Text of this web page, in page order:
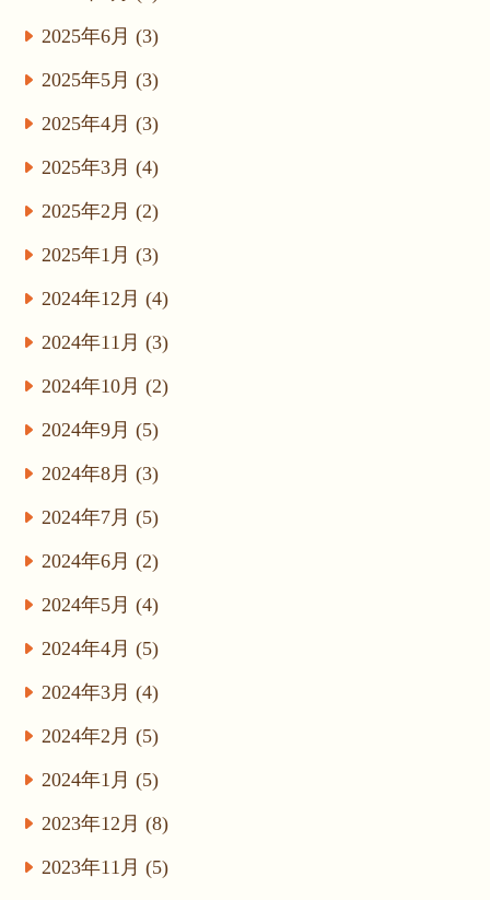
2025年6月 (3)
2025年5月 (3)
2025年4月 (3)
2025年3月 (4)
2025年2月 (2)
2025年1月 (3)
2024年12月 (4)
2024年11月 (3)
2024年10月 (2)
2024年9月 (5)
2024年8月 (3)
2024年7月 (5)
2024年6月 (2)
2024年5月 (4)
2024年4月 (5)
2024年3月 (4)
2024年2月 (5)
2024年1月 (5)
2023年12月 (8)
2023年11月 (5)